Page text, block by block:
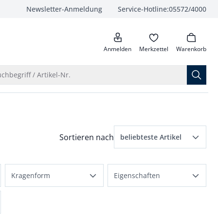
Newsletter-Anmeldung Service-Hotline:05572/4000
anrufen
Anmelden Merkzettel Warenkorb
/ Artikel-Nr.
Menü Sortierung: beliebteste Artikel
Sortieren nach beliebteste Artikel
Preis aufsteigend
angewendet
Kragenform Eigenschaften